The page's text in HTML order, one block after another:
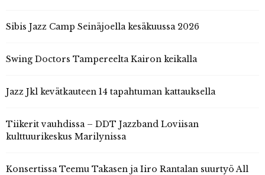
Sibis Jazz Camp Seinäjoella kesäkuussa 2026
Swing Doctors Tampereelta Kairon keikalla
Jazz Jkl kevätkauteen 14 tapahtuman kattauksella
Tiikerit vauhdissa – DDT Jazzband Loviisan
kulttuurikeskus Marilynissa
Konsertissa Teemu Takasen ja Iiro Rantalan suurtyö All